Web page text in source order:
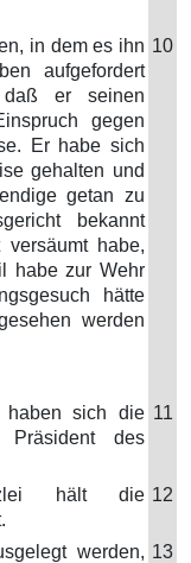
in dem es ihn
aufgefordert
er seinen
gegen
Er habe sich
gehalten und
getan zu
bekannt
habe,
habe zur Wehr
hätte
werden
10
haben sich die
Präsident des
11
hält die 12
werden, 13